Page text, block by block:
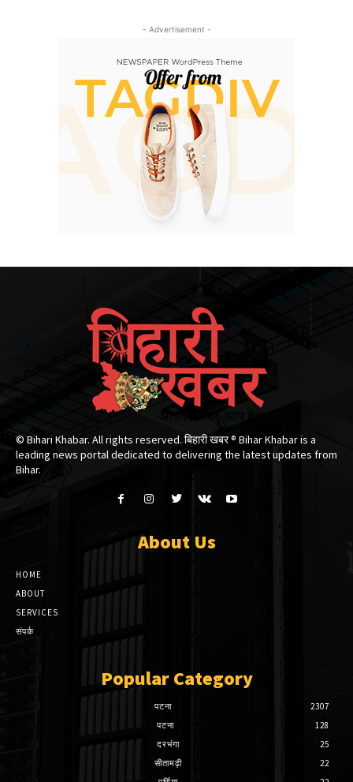
- Advertisement -
© Bihari Khabar. All rights reserved. बिहारी खबर ®​ Bihar Khabar is a
leading news portal dedicated to delivering the latest updates from
Bihar.
About Us
HOME
ABOUT
SERVICES
संपर्क
Popular Category
पटना
2307
पटना
128
दरभंगा
25
सीतामढ़ी
22